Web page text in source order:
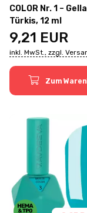
COLOR Nr. 1 –
Türkis, 12 ml
9,21 EUR
inkl. MwSt., zzgl.
Zum